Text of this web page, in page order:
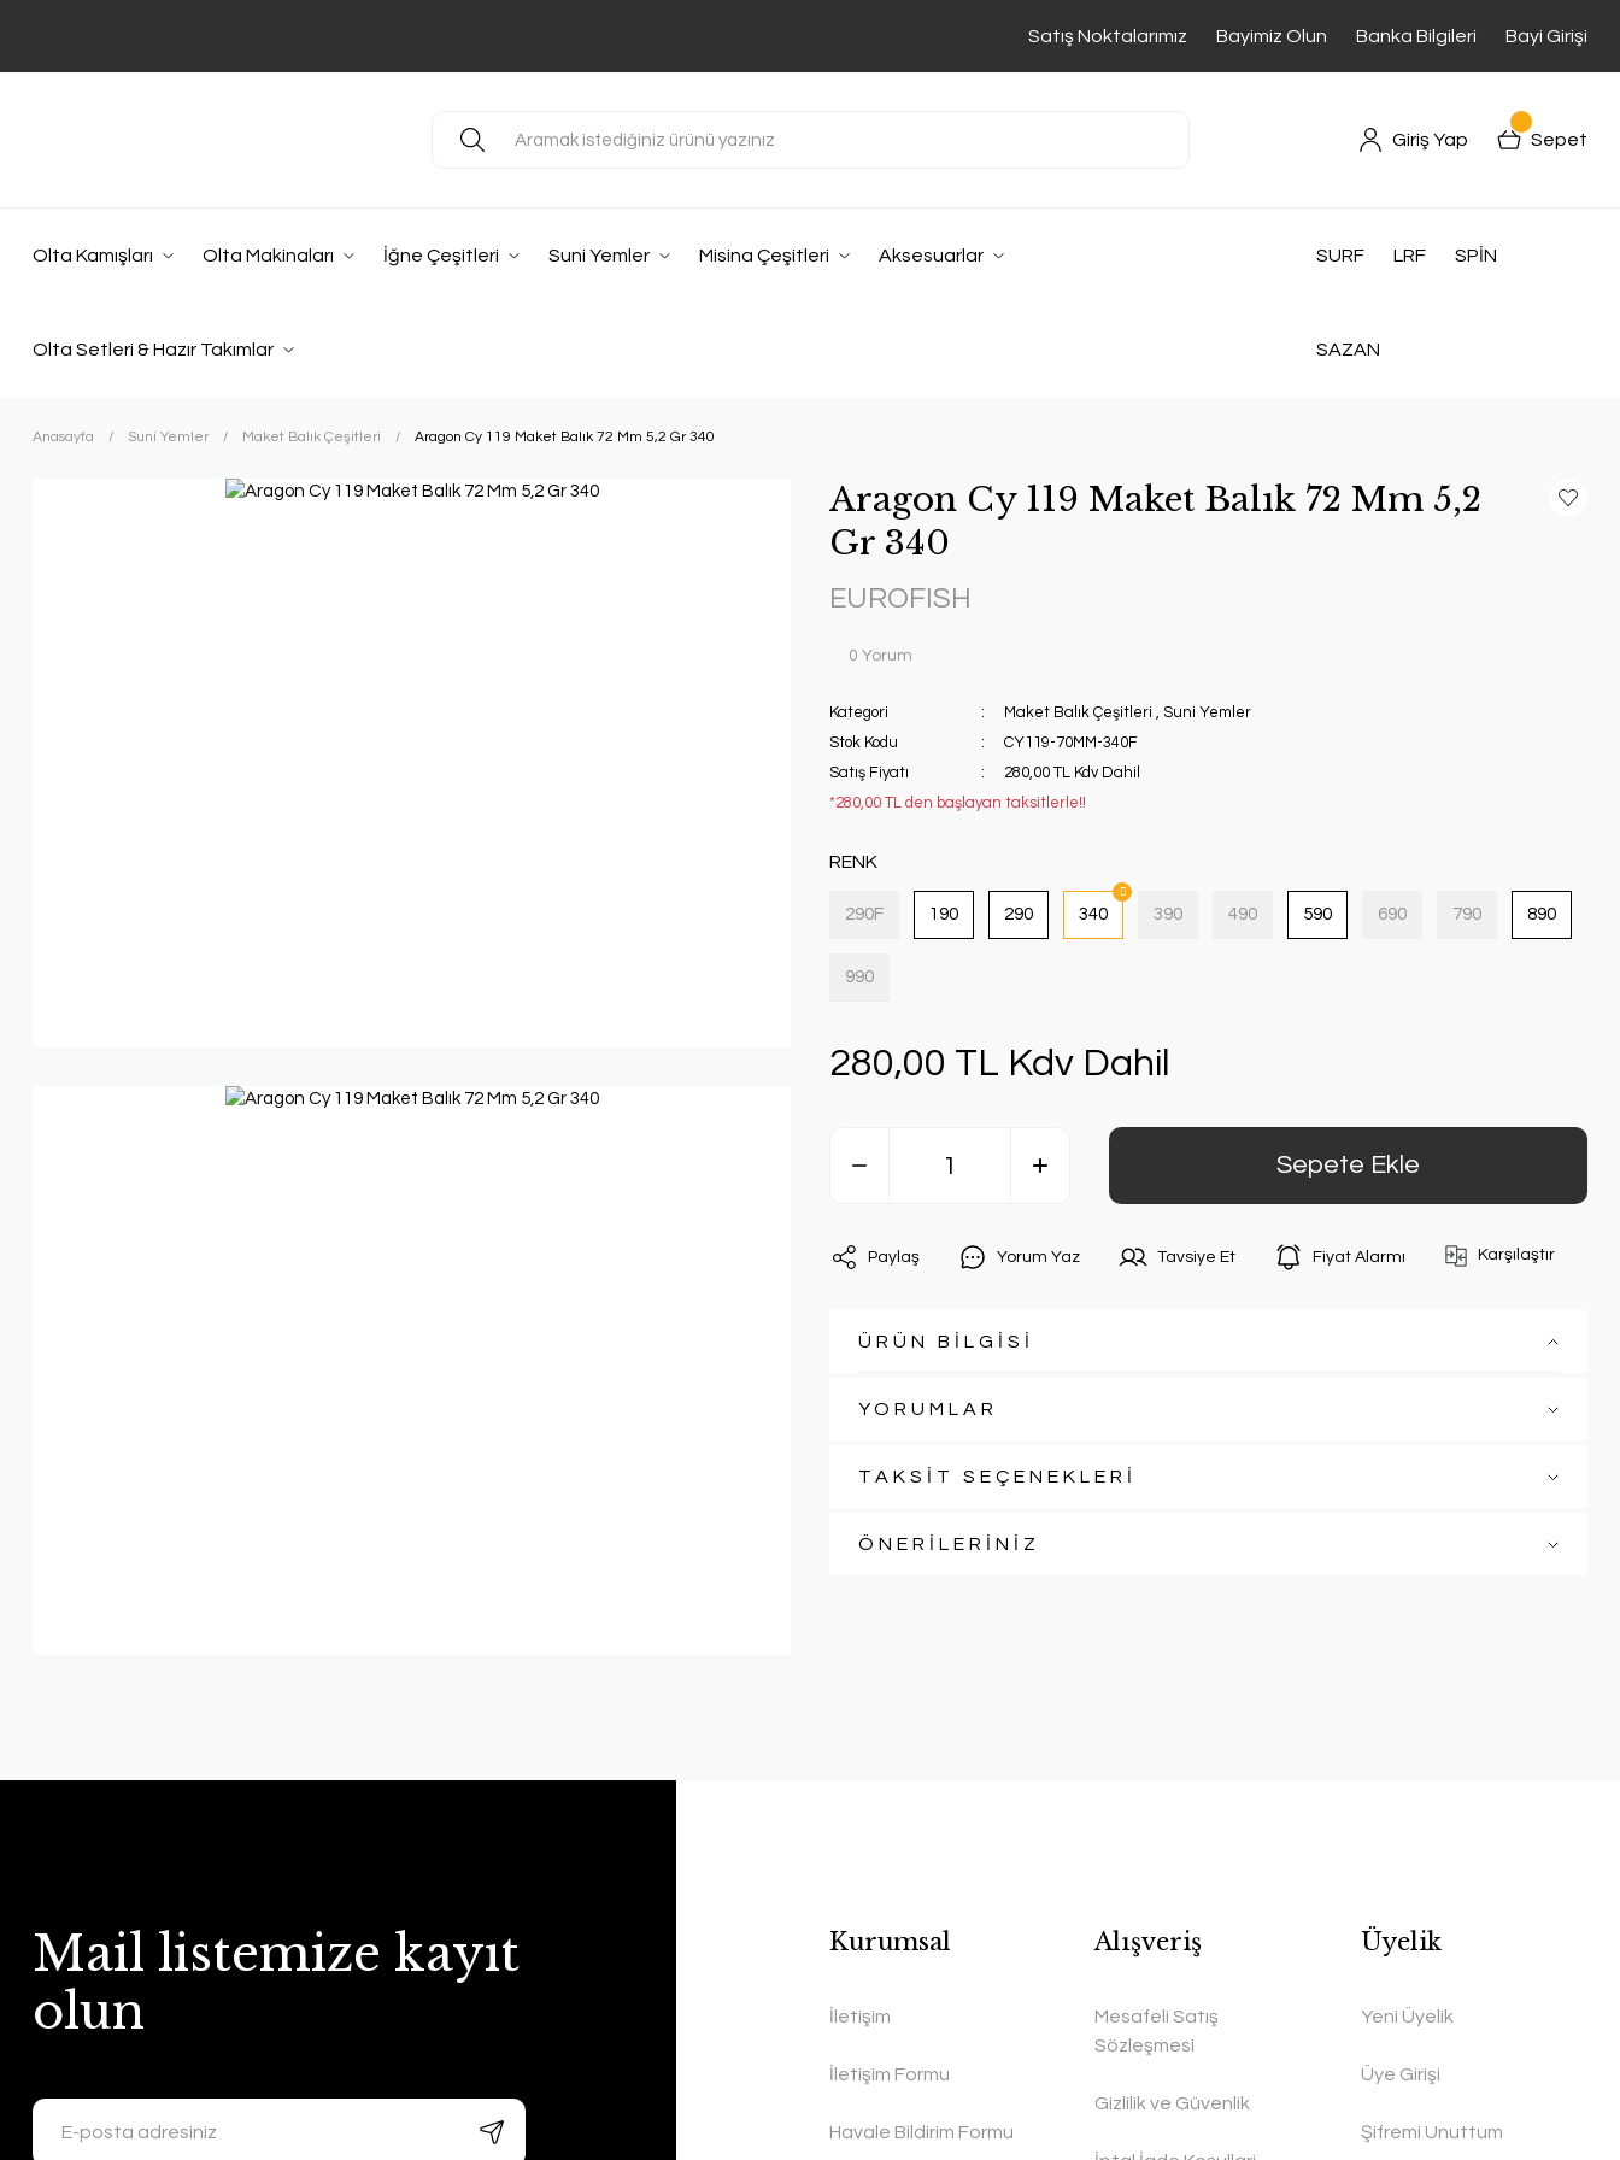
Satış Noktalarımız Bayimiz Olun Banka Bilgileri Bayi Girişi
Giriş Yap Sepet
Olta Kamışları Olta Makinaları İğne Çeşitleri Suni Yemler Misina Çeşitleri Aksesuarlar
Olta Setleri & Hazır Takımlar
SURF LRF SPİN
SAZAN
Anasayfa Suni Yemler Maket Balık Çeşitleri Aragon Cy 119 Maket Balık 72 Mm 5,2 Gr 340
Aragon Cy 119 Maket Balık 72 Mm 5,2
Gr 340
EUROFISH
0 Yorum
Kategori Maket Balık Çeşitleri , Suni Yemler
Stok Kodu
CY119-70MM-340F
Satış Fiyatı
280,00 TL Kdv Dahil
*280,00 TL den başlayan taksitlerle!!
RENK
290F 190 290 340 390 490 590 690 790 890
990
280,00 TL Kdv Dahil
Sepete Ekle
Paylaş Yorum Yaz Tavsiye Et Fiyat Alarmı Karşılaştır
ÜRÜN BİLGİSİ
YORUMLAR
TAKSİT SEÇENEKLERİ
ÖNERİLERİNİZ
Mail listemize kayıt
olun
Kurumsal
İletişim
İletişim Formu
Havale Bildirim Formu
Alışveriş
Mesafeli Satış
Sözleşmesi
Gizlilik ve Güvenlik
Üyelik
Yeni Üyelik
Üye Girişi
Şifremi Unuttum